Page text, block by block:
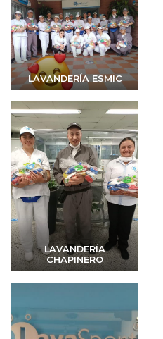
LAVANDERÍA ESMIC
LAVANDERÍA
CHAPINERO